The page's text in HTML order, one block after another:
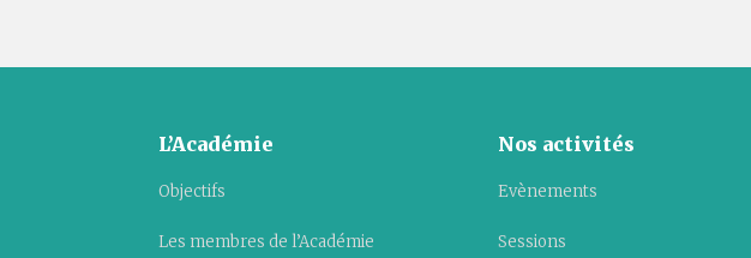
L’Académie
Objectifs
Les membres de l’Académie
Nos activités
Evènements
Sessions